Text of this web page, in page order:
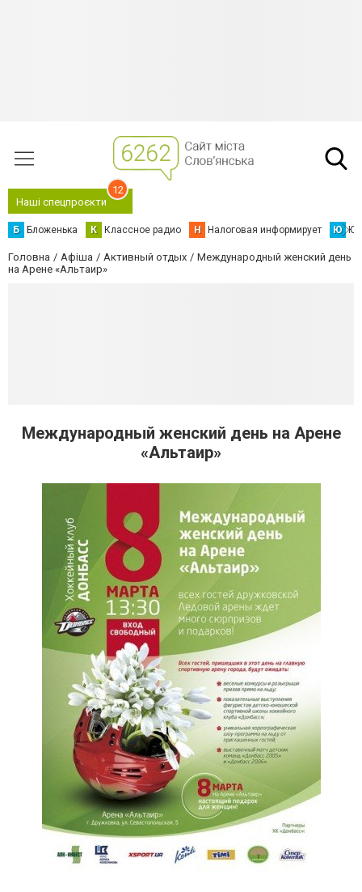
Наші спецпроєкти
12
Б Бложенька К Классное радио Н Налоговая информирует Ю
Головна Афіша Активный отдых
Международный женский день
на Арене «Альтаир»
Международный женский день на Арене
«Альтаир»